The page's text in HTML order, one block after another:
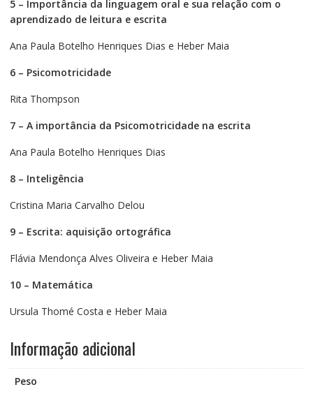
5 – Importância da linguagem oral e sua relação com o
aprendizado de leitura e escrita
Ana Paula Botelho Henriques Dias e Heber Maia
6 – Psicomotricidade
Rita Thompson
7 – A importância da Psicomotricidade na escrita
Ana Paula Botelho Henriques Dias
8 – Inteligência
Cristina Maria Carvalho Delou
9 – Escrita: aquisição ortográfica
Flávia Mendonça Alves Oliveira e Heber Maia
10 – Matemática
Ursula Thomé Costa e Heber Maia
Informação adicional
Peso